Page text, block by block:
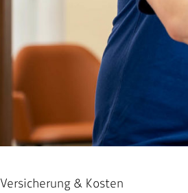
Versicherung & Kosten